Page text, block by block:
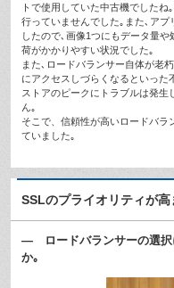
トで使用していた中古機でした
行っていませんでした｡また､アプ
したので､画像1つにもデータ量
荷がかかりやすい状況でした｡
また､ロードバランサー自体が老
にアクセスしづらくなるといった
ストアのピークにトラブルは発
ん｡
そこで、信頼性が高いロードバラ
ていました｡
SSLのプライオリティが
— ロードバランサーの選択
か｡